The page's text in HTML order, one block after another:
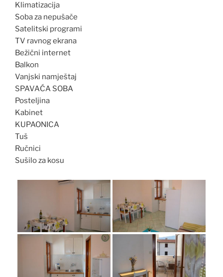
Klimatizacija
Soba za nepušače
Satelitski programi
TV ravnog ekrana
Bežični internet
Balkon
Vanjski namještaj
SPAVAĆA SOBA
Posteljina
Kabinet
KUPAONICA
Tuš
Ručnici
Sušilo za kosu